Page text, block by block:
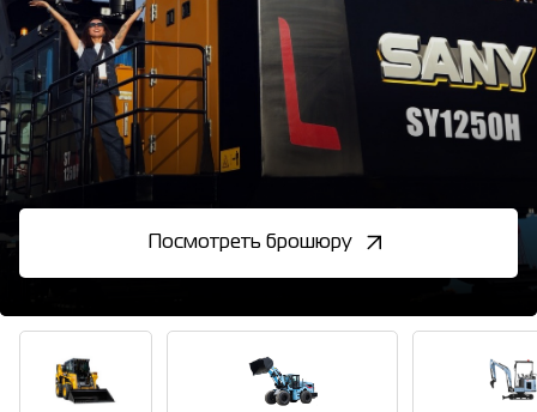
Посмотреть брошюру